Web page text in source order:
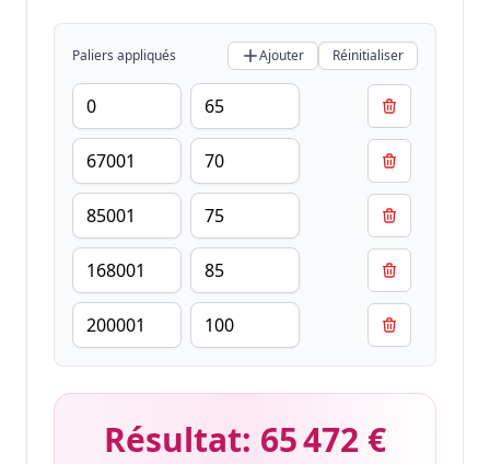
Paliers appliqués Ajouter Réinitialiser
Résultat: 65 472 €